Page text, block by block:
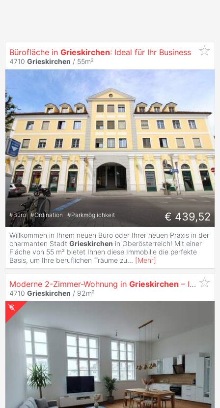
Bürofläche in Grieskirchen: Ideal für Ihr Business
4710 Grieskirchen / 55m²
#Büro #Ordination #Parkmöglichkeit € 439,52
Willkommen in Ihrem neuen Büro oder Ihrer neuen Praxis in der
charmanten Stadt Grieskirchen in Oberösterreich! Mit einer
Fläche von 55 m² bietet Ihnen diese Immobilie die perfekte
Basis, um Ihre beruflichen Träume zu... [Mehr]
Moderne 2-Zimmer-Wohnung in Grieskirchen – Ihr neues Zuhause wartet auf Sie!
4710 Grieskirchen / 92m²